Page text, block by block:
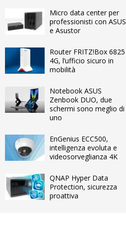
Micro data center per
professionisti con ASUS
e Asustor
Router FRITZ!Box 6825
4G, l’ufficio sicuro in
mobilità
Notebook ASUS
Zenbook DUO, due
schermi sono meglio di
uno
EnGenius ECC500,
intelligenza evoluta e
videosorveglianza 4K
QNAP Hyper Data
Protection, sicurezza
proattiva